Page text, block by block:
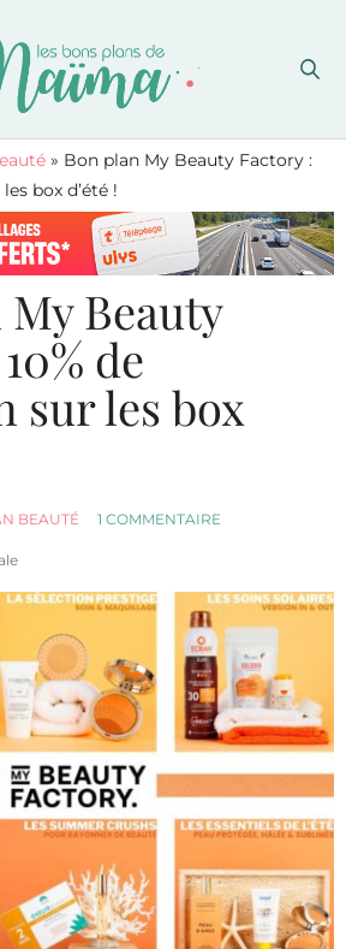
» Bon plan My Beauty Factory :
box d’été !
Beauty
de
sur les box
BEAUTÉ 1 COMMENTAIRE